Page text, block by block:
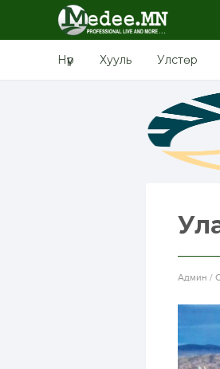
Нүүр Хууль Улстөр
Aдмин /